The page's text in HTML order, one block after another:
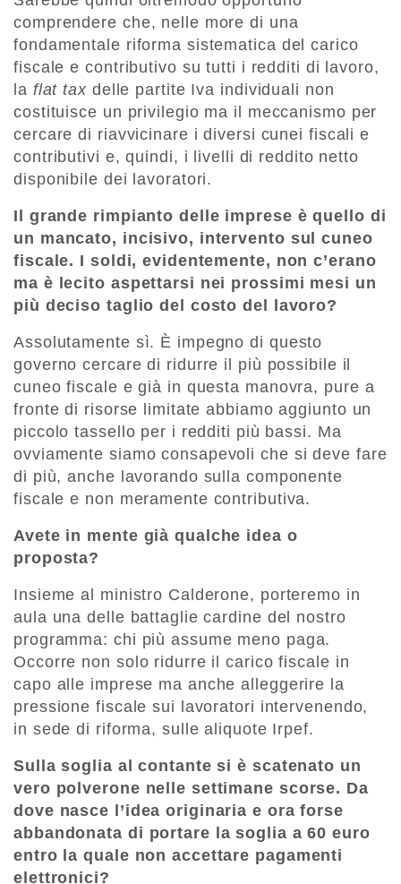
comprendere che, nelle more di una
fondamentale riforma sistematica del carico
fiscale e contributivo su tutti i redditi di lavoro,
la flat taxdelle partite Iva individuali non
costituisce un privilegio ma il meccanismo per
cercare di riavvicinare i diversi cunei fiscali e
contributivi e, quindi, i livelli di reddito netto
disponibile dei lavoratori.
Il grande rimpianto delle imprese è quello di
un mancato, incisivo, intervento sul cuneo
fiscale. I soldi, evidentemente, non c’erano
ma è lecito aspettarsi nei prossimi mesi un
più deciso taglio del costo del lavoro?
Assolutamente sì. È impegno di questo
governo cercare di ridurre il più possibile il
cuneo fiscale e già in questa manovra, pure a
fronte di risorse limitate abbiamo aggiunto un
piccolo tassello per i redditi più bassi. Ma
ovviamente siamo consapevoli che si deve fare
di più, anche lavorando sulla componente
fiscale e non meramente contributiva.
Avete in mente già qualche idea o
proposta?
Insieme al ministro Calderone, porteremo in
aula una delle battaglie cardine del nostro
programma: chi più assume meno paga.
Occorre non solo ridurre il carico fiscale in
capo alle imprese ma anche alleggerire la
pressione fiscale sui lavoratori intervenendo,
in sede di riforma, sulle aliquote Irpef.
Sulla soglia al contante si è scatenato un
vero polverone nelle settimane scorse. Da
dove nasce l’idea originaria e ora forse
abbandonata di portare la soglia a 60 euro
entro la quale non accettare pagamenti
elettronici?